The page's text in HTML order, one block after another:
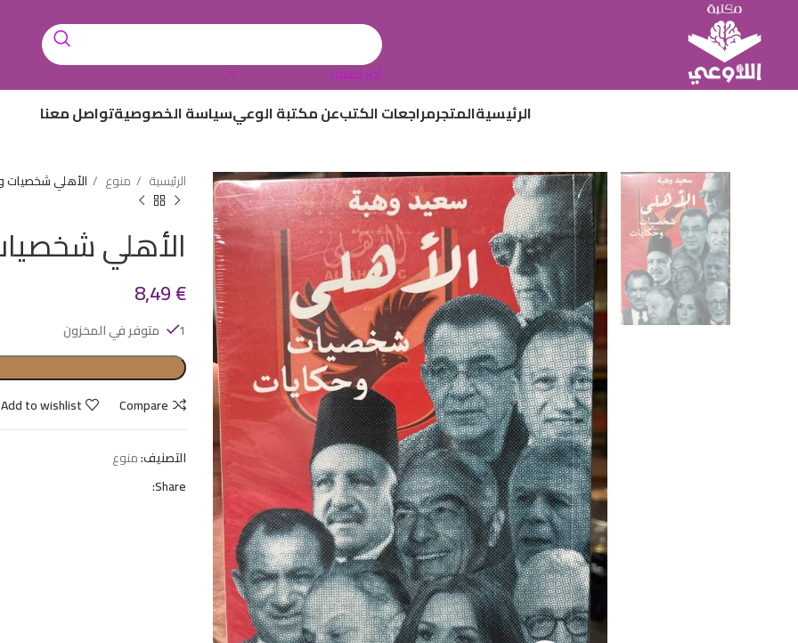
أختر تصنيف
الرئيسيةالمتجرمراجعات الكتبعن مكتبة الوعيسياسة الخصوصيةتواصل معنا
الرئيسية منوع الأهلي شخصيات
الأهلي
8,49€
1 متوفر في المخزون
Compare
Add to wishlist
التصنيف:منوع
Share: